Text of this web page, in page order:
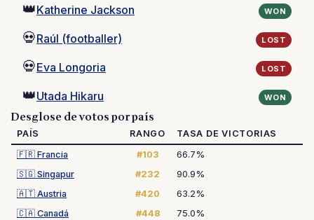
👑Katherine Jackson WON
💀Raúl (footballer) LOST
💀Eva Longoria LOST
👑Utada Hikaru WON
Desglose de votos por país
PAÍS RANGO
TASA DE VICTORIAS
🇫🇷 Francia #103
66.7%
🇸🇬 Singapur #232
90.9%
🇦🇹 Austria #420
63.2%
🇨🇦 Canadá #448
75.0%